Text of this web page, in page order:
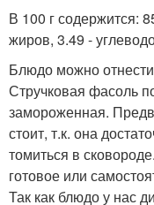
В 100 г содержится:
жиров, 3.49 -
Блюдо можно
Стручковая фасоль
замороженная.
стоит, т.к. она
томиться в
готовое или
Так как блюдо у нас